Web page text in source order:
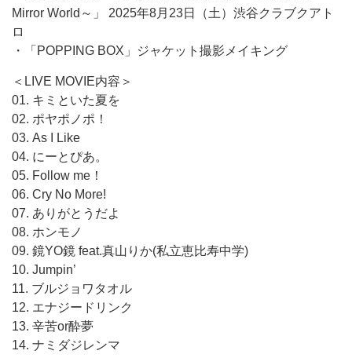
Mirror World～」 2025年8月23日（土）渋谷クラブクアト
ロ
・「POPPING BOX」ジャケット撮影メイキング
＜LIVE MOVIE内容＞
01. キミといた夏を
02. ポヤポノポ！
03. As I Like
04. にーとぴあ。
05. Follow me！
06. Cry No More!
07. ありがとうだよ
08. ホンモノ
09. 鏡YO鏡 feat.真山りか(私立恵比寿中学)
10. Jumpin’
11. ブルジョワタオル
12. エナジードリンク
13. 辛苦or酔夢
14. ナミダジレンマ